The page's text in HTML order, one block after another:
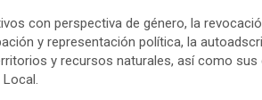
con perspectiva de género, la
y representación política, la
y recursos naturales, así como sus